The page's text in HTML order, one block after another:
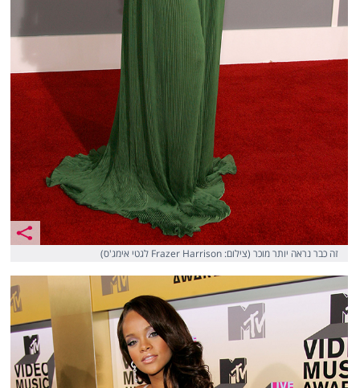
זה כבר נראה יותר מוכר (צילום: Frazer Harrison לגטי אימג'ס)